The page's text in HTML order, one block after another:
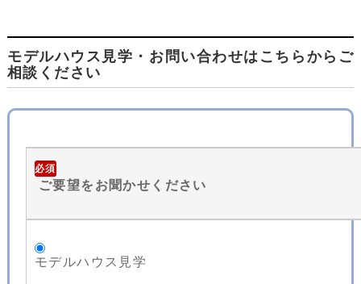
モデルハウス見学・お問い合わせはこちらからご
相談ください
必須
ご要望をお聞かせください
モデルハウス見学